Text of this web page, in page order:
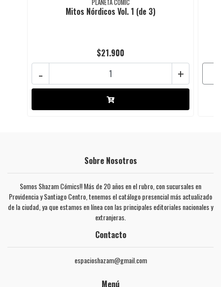
PLANETA CÓMIC
Mitos Nórdicos Vol. 1 (de 3)
$21.900
+
-
Sobre Nosotros
Somos Shazam Cómics!! Más de 20 años en el rubro, con sucursales en
Providencia y Santiago Centro, tenemos el catálogo presencial más actualizado
de la ciudad, ya que estamos en línea con las principales editoriales nacionales y
extranjeras.
Contacto
espacioshazam@gmail.com
Menú